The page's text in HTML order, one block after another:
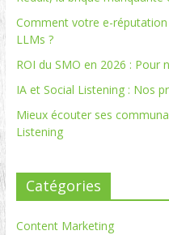
Comment votre e-
LLMs ?
ROI du SMO en 2026 : Pour
IA et Social Listening : Nos
Mieux écouter ses
Listening
Catégories
Content Marketing